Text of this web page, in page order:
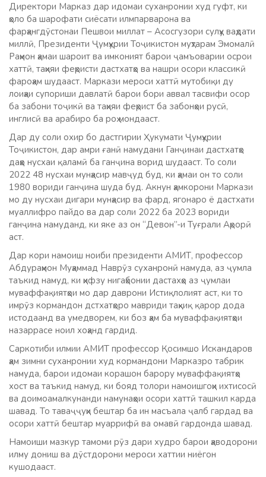
Директори Марказ дар идомаи суханронии худ гуфт, ки
ҳоло ба шарофати сиёсати илмпарварона ва
фарҳангдӯстонаи Пешвои миллат – Асосгузори сулҳу ваҳдати
миллӣ, Президенти Ҷумҳурии Тоҷикистон муҳтарам Эмомалӣ
Раҳмон ҳамаи шароит ва имконият барои ҷамъоварии осрои
хаттӣ, таҳияи феҳристи дастхатҳо ва нашри осори классикӣ
фароҳам шудааст. Маркази мероси хаттӣ мутобиқи ду
лоиҳаи супориши давлатӣ барои бори аввал тасвифи осор
ба забони тоҷикӣ ва таҳияи феҳрист ба забонҳои русӣ,
инглисӣ ва арабиро ба роҳ мондааст.
Дар ду соли охир бо дастгирии Ҳукумати Ҷумҳурии
Тоҷикистон, дар амри ғанӣ намудани Ганҷинаи дастхатҳо
даҳҳо нусхаи қаламӣ ба ганҷина ворид шудааст. То соли
2022 48 нусхаи мунҳасир мавҷуд буд, ки ҳамаи он то соли
1980 вориди ганҷина шуда буд. Акнун ҳамкорони Маркази
мо ду нусхаи дигари мунҳасир ва фард, ягонаро ё дастхати
муаллифро пайдо ва дар соли 2022 ба 2023 вориди
ганҷина намуданд, ки яке аз он “Девон”-и Туғрали Аҳрорӣ
аст.
Дар кори намоиш ноиби президенти АМИТ, профессор
Абдураҳмон Муҳаммад Наврӯз суханронӣ намуда, аз ҷумла
таъкид намуд, ки ҳифзу нигаҳбонии дастахҳо аз ҷумлаи
муваффақиятҳои мо дар даврони Истиқлолият аст, ки то
имрӯз кормандон дстхатҳоро мавриди таҳқиқ қарор дода
истодаанд ва умедворем, ки боз ҳам ба муваффақиятҳои
назаррасе ноил хоҳанд гардид.
Саркотиби илмии АМИТ профессор Қосимшо Искандаров
ҳам зимни суханронии худ кормандони Марказро табрик
намуда, барои идомаи корашон барору муваффақиятҳо
хост ва таъкид намуд, ки бояд толори намоишгоҳи ихтисосӣ
ва доимоамалкунанди намунаҳои осори хаттӣ ташкил карда
шавад. То таваҷҷуҳи бештар ба ин масъала ҷалб гардад ва
осори хаттӣ бештар муаррифӣ ва омавӣ гардонда шавад.
Намоиши мазкур тамоми рӯз дари худро барои ҳаводорони
илму дониш ва дӯстдорони мероси хаттии ниёгон
кушодааст.